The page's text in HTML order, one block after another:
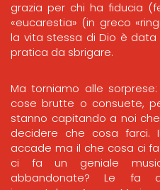
grazia per chi ha fiducia
«eucarestia» (in greco
la vita stessa di Dio è data
pratica da sbrigare.
Ma torniamo alle
cose brutte o consuete,
stanno capitando a noi
decidere che cosa
accade ma il che cosa ci
ci fa un geniale
abbandonate? Le fa